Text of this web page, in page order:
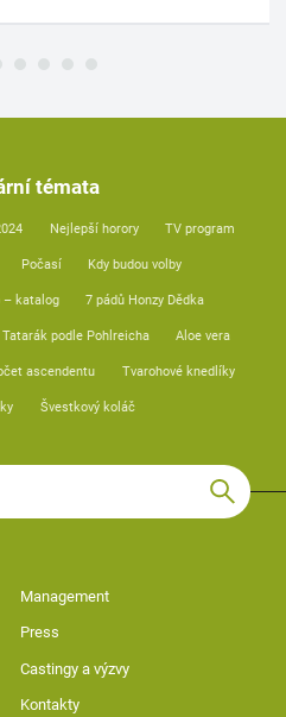
témata
Nejlepší horory TV program
Počasí Kdy budou volby
– katalog 7 pádů Honzy Dědka
Tatarák podle Pohlreicha Aloe vera
ascendentu Tvarohové knedlíky
Švestkový koláč
Management
Press
Castingy a výzvy
Kontakty